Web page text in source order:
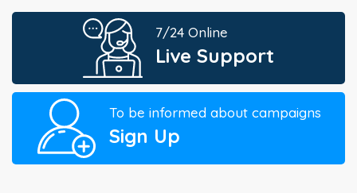
7/24 Online
Live Support
To be informed about campaigns
Sign Up